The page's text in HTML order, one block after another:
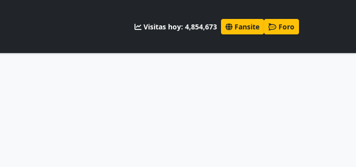
Visitas hoy: 4,854,673 Fansite Foro